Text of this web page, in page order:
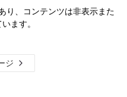
り、コンテンツは非表示また
ます。
ジ